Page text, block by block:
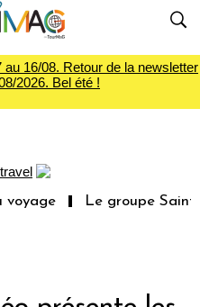
16/08. Retour de la newsletter
2026. Bel été !
Le groupe